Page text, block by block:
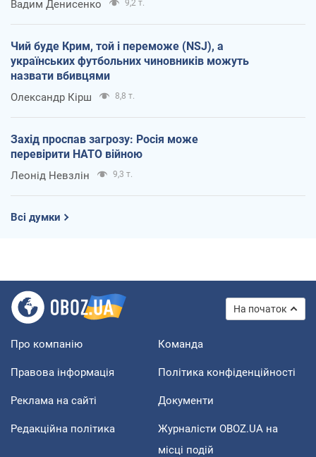
Вадим Денисенко 9,2 т.
Чий буде Крим, той і переможе (NSJ), а
українських футбольних чиновників можуть
назвати вбивцями
Олександр Кірш 8,8 т.
Захід проспав загрозу: Росія може
перевірити НАТО війною
Леонід Невзлін 9,3 т.
Всі думки
На початок
Про компанію Команда
Правова інформація Політика конфіденційності
Реклама на сайті Документи
Редакційна політика
Журналісти OBOZ.UA на
місці подій